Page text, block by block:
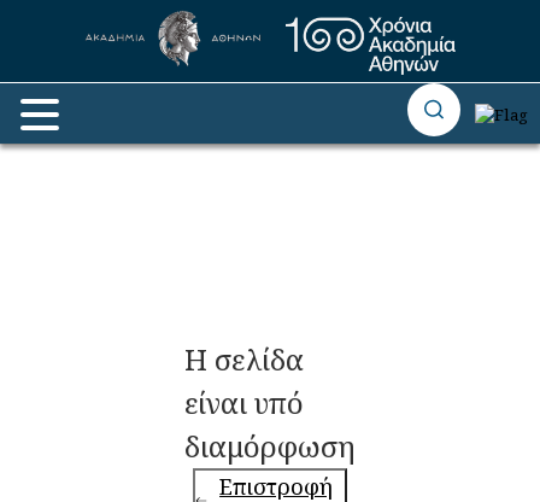
Η σελίδα
είναι υπό
διαμόρφωση
Επιστροφή